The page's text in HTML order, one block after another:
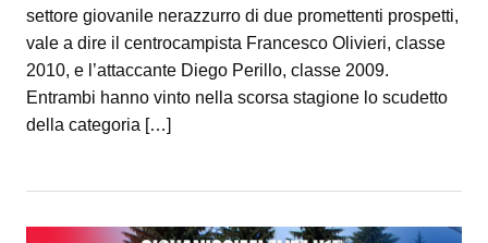
settore giovanile nerazzurro di due promettenti prospetti,
vale a dire il centrocampista Francesco Olivieri, classe
2010, e l’attaccante Diego Perillo, classe 2009.
Entrambi hanno vinto nella scorsa stagione lo scudetto
della categoria […]